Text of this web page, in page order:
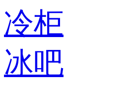
冷柜
冰吧